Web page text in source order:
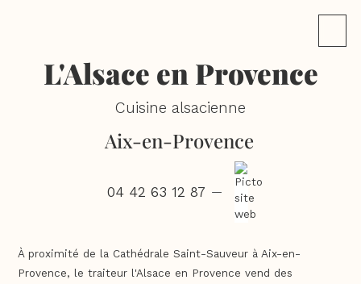
L'Alsace en Provence
Cuisine alsacienne
Aix-en-Provence
04 42 63 12 87 —
À proximité de la Cathédrale Saint-Sauveur à Aix-en-
Provence, le traiteur l'Alsace en Provence vend des